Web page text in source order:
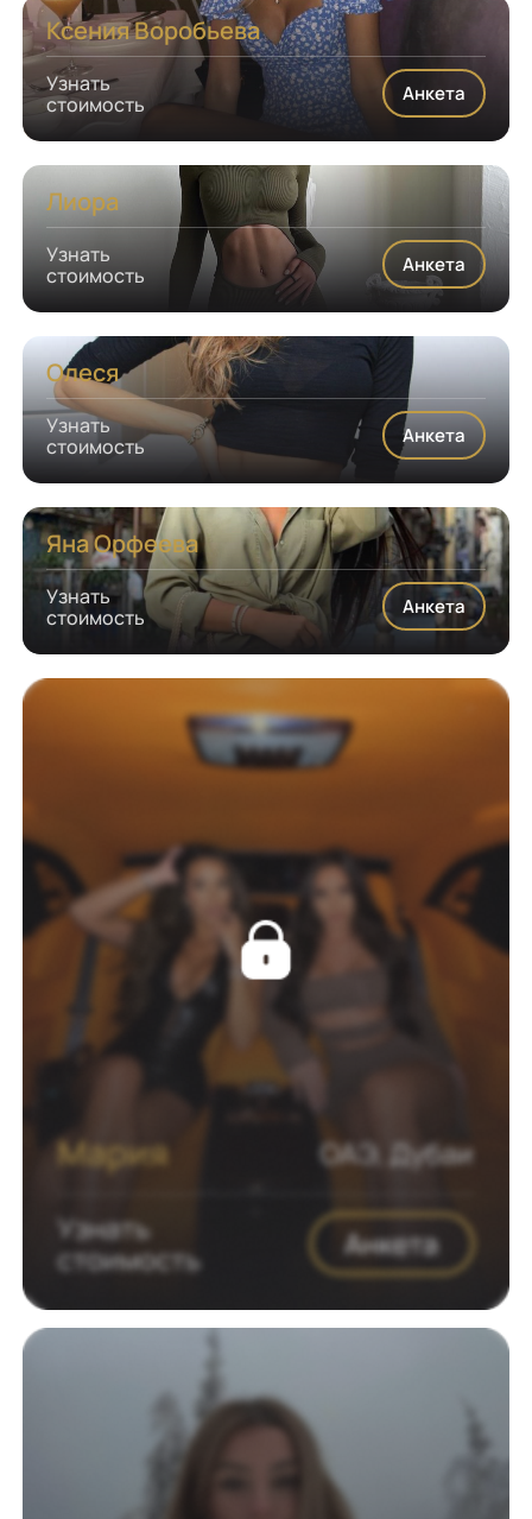
Ксения Воробьева
Узнать
стоимость
Анкета
Лиора
Узнать
стоимость
Анкета
Олеся
Узнать
стоимость
Анкета
Яна Орфеева
Узнать
стоимость
Анкета